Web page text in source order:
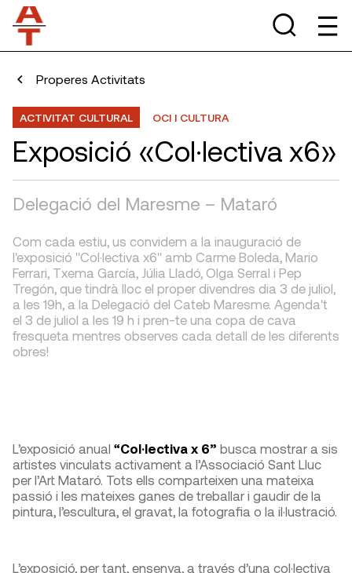
Properes Activitats
ACTIVITAT CULTURAL OCI I CULTURA
Exposició «Col·lectiva x6»
Delegació del Maresme – Mataró
Com cada estiu, us convidem a la inauguració de
l'exposició "Col·lectiva x6" amb Carme Boleda, Mario
Ferrari, Txema García, Júlia Lladó, Olga Serral i Pep
Tregón, que tindrà lloc el proper divendres dia 3 de juliol,
a les 19h, a la Delegació del Cateb Maresme. Agenda't
el 3 de juliol a les 19 h i pren-te una copa de cava
fresqueta mentres observes cada detall de les diferents
obres!
L’exposició anual “Col·lectiva x 6” busca mostrar a sis
artistes vinculats activament a l’Associació Sant Lluc
per l’Art Mataró. Tots ells comparteixen una mateixa
passió i les mateixes ganes de treballar i gaudir de la
pintura, l’escultura, el gravat, la fotografia o la il·lustració.
L’exposició, per tant, ensenya, a través d’una col·lectiva